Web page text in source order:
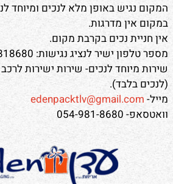
המקום נגיש באופן מלא לנכים ומיוחד
במקום אין מדרגות.
אין חניית נכים בקרבת מקום.
מספר טלפון ישיר לנציג נגישות: 0549818680
שירות מיוחד לנכים- שירות ישירות
(לנכים בלבד).
מייל- edenpacktlv@gmail.com
וואטסאפ- 054-981-8680